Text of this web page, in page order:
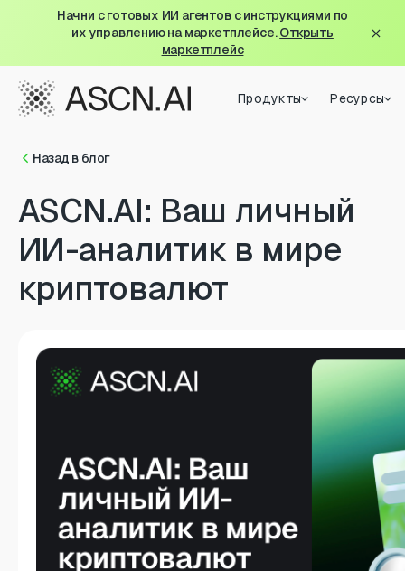
Начни с готовых ИИ агентов с инструкциями по
их управлению на маркетплейсе.Открыть
маркетплейс
Продукты Ресурсы
Назад в блог
ASCN.AI: Ваш личный
ИИ-аналитик в мире
криптовалют